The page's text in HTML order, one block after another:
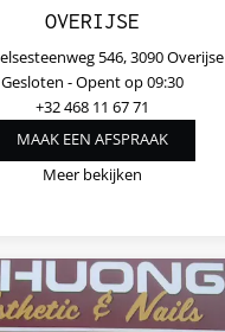
OVERIJSE
Brusselsesteenweg 546, 3090 Overijse
Gesloten - Opent op 09:30
+32 468 11 67 71
MAAK EEN AFSPRAAK
Meer bekijken